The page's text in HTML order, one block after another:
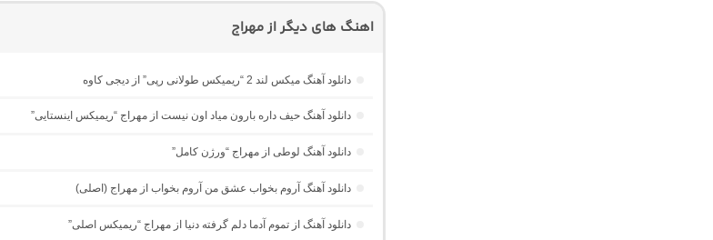
اهنگ های دیگر از مهراج
دانلود آهنگ میکس لند 2 “ریمیکس طولانی رپی” از دیجی کاوه
دانلود آهنگ حیف داره بارون میاد اون نیست از مهراج “ریمیکس اینستایی”
دانلود آهنگ لوطی از مهراج “ورژن کامل”
دانلود آهنگ آروم بخواب عشق من آروم بخواب از مهراج (اصلی)
دانلود آهنگ از تموم آدما دلم گرفته دنیا از مهراج “ریمیکس اصلی”